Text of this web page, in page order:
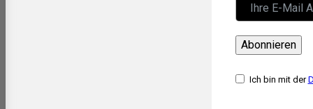
Abonnieren
Ich bin mit der